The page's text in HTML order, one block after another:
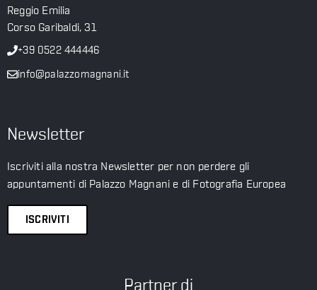
Reggio Emilia
Corso Garibaldi, 31
+39 0522 444446
info@palazzomagnani.it
Newsletter
Iscriviti alla nostra Newsletter per non perdere gli
appuntamenti di Palazzo Magnani e di Fotografia Europea
ISCRIVITI
Partner di